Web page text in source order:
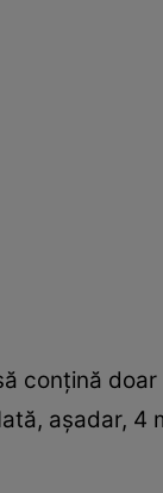
conţină
aşadar,